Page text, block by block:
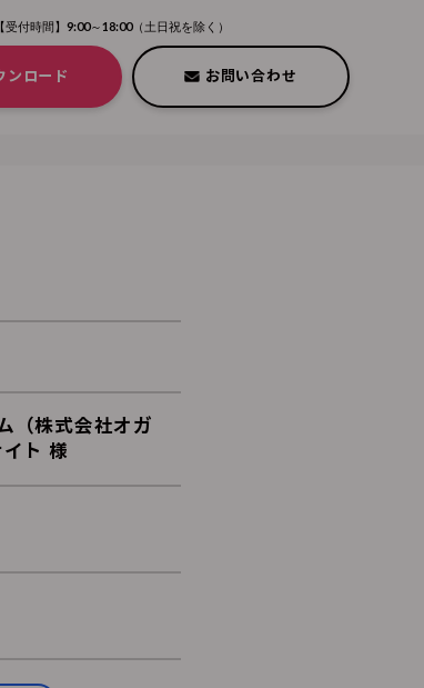
【受付時間】9:00～18:00（土日祝を除く）
ンロード お問い合わせ
（株式会社オガ
ト 様